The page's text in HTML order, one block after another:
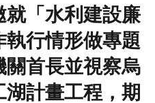
就「水利建設廉
執行情形做專題
關首長並視察烏
計畫工程，期